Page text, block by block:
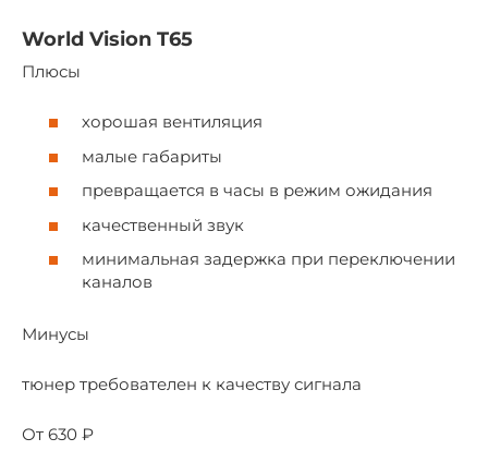
World Vision T65
Плюсы
хорошая вентиляция
малые габариты
превращается в часы в режим ожидания
качественный звук
минимальная задержка при переключении
каналов
Минусы
тюнер требователен к качеству сигнала
От 630 ₽